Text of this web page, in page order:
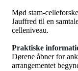
Mød stam-
Jauffred til en
celleniveau.
Praktiske
Dørene åbner for
arrangementet